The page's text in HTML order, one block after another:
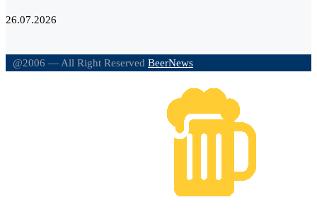
26.07.2026
@2006 — All Right Reserved BeerNews